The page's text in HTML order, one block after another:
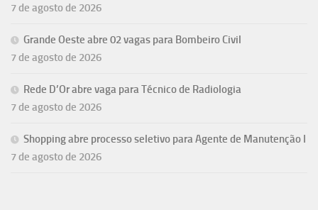
7 de agosto de 2026
Grande Oeste abre 02 vagas para Bombeiro Civil
7 de agosto de 2026
Rede D’Or abre vaga para Técnico de Radiologia
7 de agosto de 2026
Shopping abre processo seletivo para Agente de Manutenção I
7 de agosto de 2026